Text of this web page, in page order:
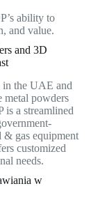
ability to
and value.
and 3D
in the UAE and
metal powders
is a streamlined
gas equipment
customized
needs.
w